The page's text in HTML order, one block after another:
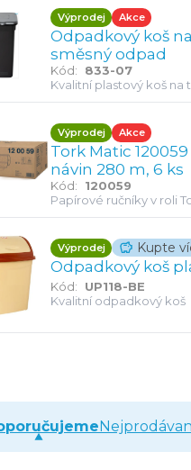
Satén
lesk
mat
mikrovlákno 50 x 40
Výprodej Akce
Odpadkový koš
směsný odpad
Kód:
833-07
Kvalitní plastový koš na
Výprodej Akce
Tork Matic
návin 280 m, 6 ks
Kód:
120059
Papírové ručníky v roli
Výprodej Kupte
Odpadkový koš
Kód:
UP118-BE
Kvalitní odpadkový koš